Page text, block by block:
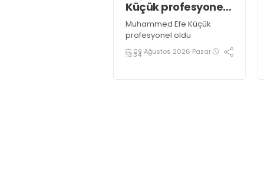
Küçük profesyonel
oldu
Muhammed Efe Küçük
profesyonel oldu
09 Ağustos 2026 Pazar
13:34